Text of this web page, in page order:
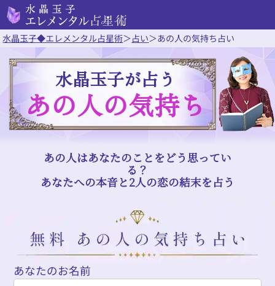
水晶玉子◆エレメンタル占星術＞占い＞あの人の気持ち占い
水晶玉子が占う
あの人の気持ち
あの人はあなたのことをどう思ってい
る？
あなたへの本音と2人の恋の結末を占う
あなたのお名前